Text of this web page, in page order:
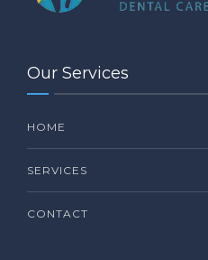
Our Services
HOME
SERVICES
CONTACT